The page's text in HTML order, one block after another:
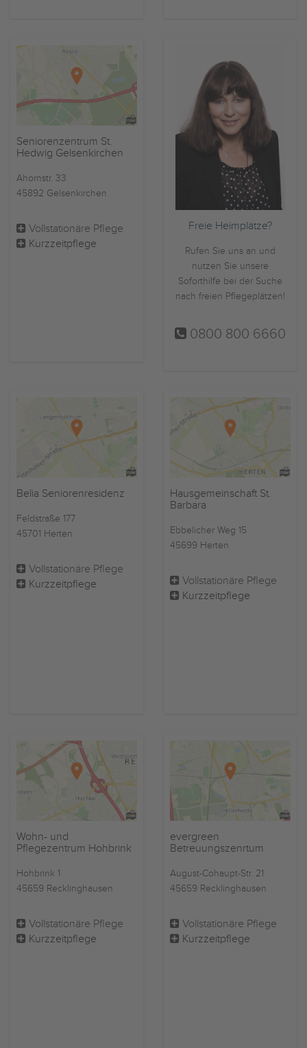
Seniorenzentrum St.
Hedwig Gelsenkirchen
Ahornstr. 33
45892 Gelsenkirchen
Vollstationäre Pflege
Kurzzeitpflege
Freie Heimplätze?
Rufen Sie uns an und
nutzen Sie unsere
Soforthilfe bei der Suche
nach freien Pflegeplätzen!
0800 800 6660
Belia Seniorenresidenz
Feldstraße 177
45701 Herten
Vollstationäre Pflege
Kurzzeitpflege
Hausgemeinschaft St.
Barbara
Ebbelicher Weg 15
45699 Herten
Vollstationäre Pflege
Kurzzeitpflege
Wohn- und
Pflegezentrum Hohbrink
Hohbrink 1
45659 Recklinghausen
Vollstationäre Pflege
Kurzzeitpflege
evergreen
Betreuungszenrtum
August-Cohaupt-Str. 21
45659 Recklinghausen
Vollstationäre Pflege
Kurzzeitpflege